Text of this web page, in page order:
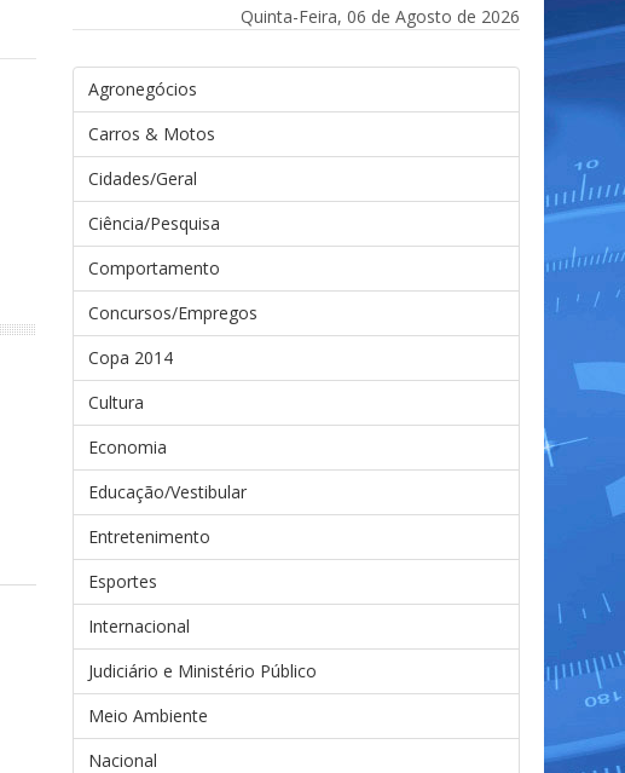
Quinta-Feira, 06 de Agosto de 2026
Agronegócios
Carros & Motos
Cidades/Geral
Ciência/Pesquisa
Comportamento
Concursos/Empregos
Copa 2014
Cultura
Economia
Educação/Vestibular
Entretenimento
Esportes
Internacional
Judiciário e Ministério Público
Meio Ambiente
Nacional